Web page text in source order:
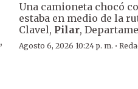
,
Una camioneta chocó
estaba en medio de la
Clavel, Pilar,
Agosto 6, 2026 10:24 p. m. ·